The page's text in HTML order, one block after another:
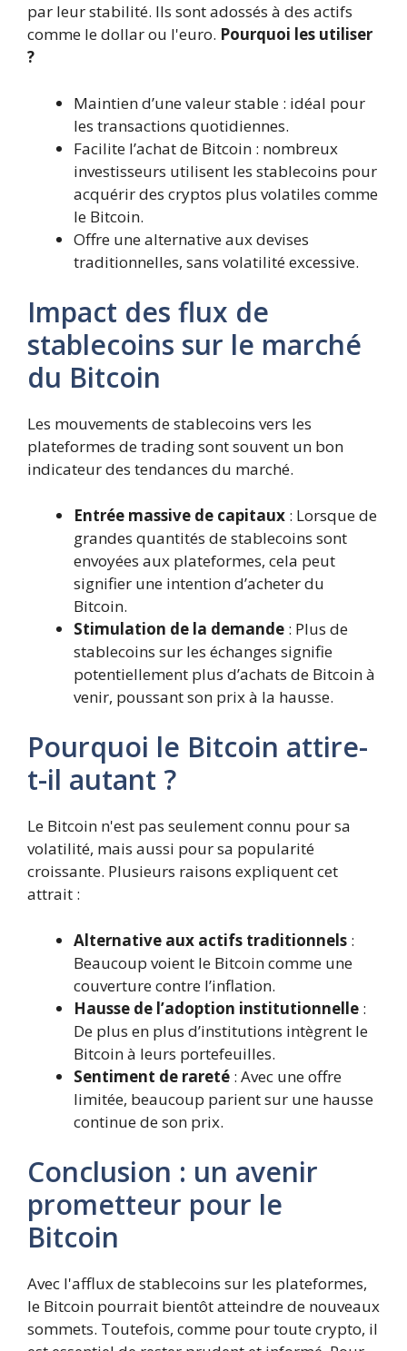
par leur stabilité. Ils sont adossés à des actifs
comme le dollar ou l'euro. Pourquoi les utiliser
?
Maintien d’une valeur stable : idéal pour
les transactions quotidiennes.
Facilite l’achat de Bitcoin : nombreux
investisseurs utilisent les stablecoins pour
acquérir des cryptos plus volatiles comme
le Bitcoin.
Offre une alternative aux devises
traditionnelles, sans volatilité excessive.
Impact des flux de
stablecoins sur le marché
du Bitcoin
Les mouvements de stablecoins vers les
plateformes de trading sont souvent un bon
indicateur des tendances du marché.
Entrée massive de capitaux : Lorsque de
grandes quantités de stablecoins sont
envoyées aux plateformes, cela peut
signifier une intention d’acheter du
Bitcoin.
Stimulation de la demande : Plus de
stablecoins sur les échanges signifie
potentiellement plus d’achats de Bitcoin à
venir, poussant son prix à la hausse.
Pourquoi le Bitcoin attire-
t-il autant ?
Le Bitcoin n'est pas seulement connu pour sa
volatilité, mais aussi pour sa popularité
croissante. Plusieurs raisons expliquent cet
attrait :
Alternative aux actifs traditionnels :
Beaucoup voient le Bitcoin comme une
couverture contre l’inflation.
Hausse de l’adoption institutionnelle :
De plus en plus d’institutions intègrent le
Bitcoin à leurs portefeuilles.
Sentiment de rareté : Avec une offre
limitée, beaucoup parient sur une hausse
continue de son prix.
Conclusion : un avenir
prometteur pour le
Bitcoin
Avec l'afflux de stablecoins sur les plateformes,
le Bitcoin pourrait bientôt atteindre de nouveaux
sommets. Toutefois, comme pour toute crypto, il